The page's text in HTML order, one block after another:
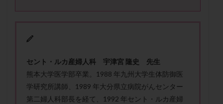
セント・ルカ産婦人科 宇津宮 隆史 先生
熊本大学医学部卒業。1988 年九州大学生体防御医
学研究所講師、1989 年大分県立病院がんセンター
第二婦人科部長を経て、1992 年セント・ルカ産婦
凍結胚盤胞
凍結胚移植
凍結胚移植移植
出産リスク
出産後 出血性黄体
分割胚
分割胚凍結
初期胚 初期胚凍結
初期胚移植